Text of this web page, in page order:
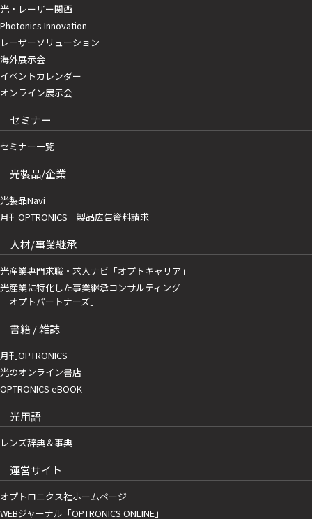
光・レーザー関西
Photonics Innovation
レーザーソリューション
海外展示会
イベントカレンダー
オンライン展示会
セミナー
セミナー一覧
光製品/企業
光製品Navi
月刊OPTRONICS 製品広告資料請求
人材/事業継承
光産業専門求職・求人ナビ「オプトキャリア」
光産業に特化した事業継承コンサルティング
「オプトパートナーズ」
書籍 / 雑誌
月刊OPTRONICS
光のオンライン書店
OPTRONICS eBOOK
光用語
レンズ辞典＆事典
運営サイト
オプトロニクス社ホームページ
WEBジャーナル「OPTRONICS ONLINE」